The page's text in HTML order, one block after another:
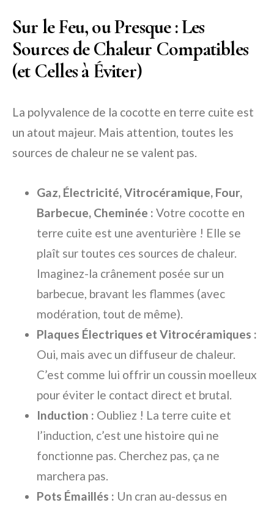
Sur le Feu, ou Presque : Les
Sources de Chaleur Compatibles
(et Celles à Éviter)
La polyvalence de la cocotte en terre cuite est
un atout majeur. Mais attention, toutes les
sources de chaleur ne se valent pas.
Gaz, Électricité, Vitrocéramique, Four,
Barbecue, Cheminée : Votre cocotte en
terre cuite est une aventurière ! Elle se
plaît sur toutes ces sources de chaleur.
Imaginez-la crânement posée sur un
barbecue, bravant les flammes (avec
modération, tout de même).
Plaques Électriques et Vitrocéramiques :
Oui, mais avec un diffuseur de chaleur.
C’est comme lui offrir un coussin moelleux
pour éviter le contact direct et brutal.
Induction : Oubliez ! La terre cuite et
l’induction, c’est une histoire qui ne
fonctionne pas. Cherchez pas, ça ne
marchera pas.
Pots Émaillés : Un cran au-dessus en